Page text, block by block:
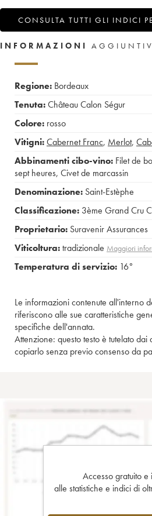
CONSULTA TUTTI GLI INDICI
INFORMAZIONI
Regione: Bordeaux
Tenuta:Château Calon Ségur
Colore: rosso
Vitigni:Cabernet Franc, Merlot,
Abbinamenti cibo-vino: Filet de
sept heures, Civet de marcassin
Denominazione: Saint-Estèphe
Classificazione: 3ème Grand Cru
Proprietario: Suravenir Assurances
Viticoltura:tradizionale Maggiori
Temperatura di servizio: 16°
Le informazioni contenute all'interno
riferiscono alle sue caratteristiche
specifiche dell'annata.
Attenzione: questo testo è tutelato dai
copiarlo senza previo consenso da
Accesso gratuito e
alle statistiche e indici di